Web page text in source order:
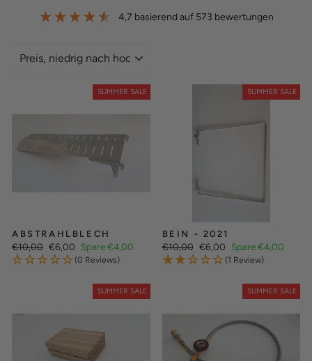
4,7 basierend auf 573 bewertungen
SUMMER SALE
ABSTRAHLBLECH
Normaler
Preis
€10,00 Sonderpreis
€6,00 Spare €4,00
(0 Reviews)
SUMMER SALE
BEIN - 2021
Normaler
Preis
€10,00 Sonderpreis
€6,00 Spare €4,00
(1 Review)
SUMMER SALE SUMMER SALE